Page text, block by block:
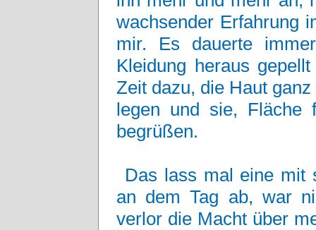
wachsender Erfahrung
mir. Es dauerte
Kleidung heraus
Zeit dazu, die Haut
legen und sie, Fläche
begrüßen.
Das lass mal eine mit
an dem Tag ab, war
verlor die Macht über